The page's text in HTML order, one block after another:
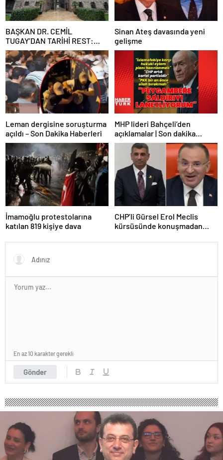
BAŞKAN DR. CEMİL
TUGAY’DAN TARİHİ REST:
“İZMİR’İN MALINA
ÇÖKTÜRMEM, HALKIN
HAKKINI KİMSEYE
YEDİRMEM!”
Sinan Ateş davasında yeni
gelişme
Leman dergisine soruşturma
açıldı – Son Dakika Haberleri
MHP lideri Bahçeli’den
açıklamalar | Son dakika
haberler | Son dakika
haberleri
İmamoğlu protestolarına
katılan 819 kişiye dava
CHP’li Gürsel Erol Meclis
kürsüsünde konuşmadan
güldürdü
Gönder
En az 10 karakter gerekli